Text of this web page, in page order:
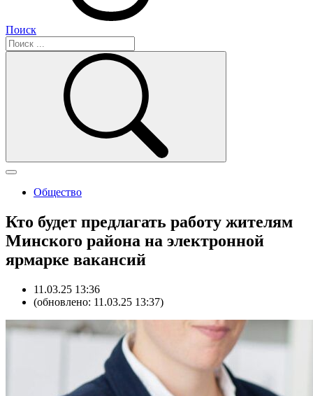
Поиск
Общество
Кто будет предлагать работу жителям
Минского района на электронной
ярмарке вакансий
11.03.25 13:36
(обновлено: 11.03.25 13:37)